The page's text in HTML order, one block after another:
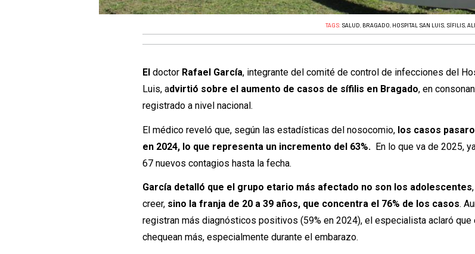
TAGS: SALUD, BRAGADO, HOSPITAL SAN LUIS, SÍFILIS,
El doctor Rafael García, integrante del comité de control de infecciones del
Luis, advirtió sobre el aumento de casos de sífilis en Bragado, en
registrado a nivel nacional.
El médico reveló que, según las estadísticas del nosocomio, los casos
en 2024, lo que representa un incremento del 63%. En lo que va de 2025,
67 nuevos contagios hasta la fecha.
García detalló que el grupo etario más afectado no son los adolescentes
creer, sino la franja de 20 a 39 años, que concentra el 76% de los casos.
registran más diagnósticos positivos (59% en 2024), el especialista aclaró
chequean más, especialmente durante el embarazo.